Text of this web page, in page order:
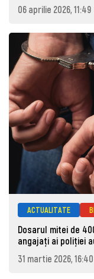
06 aprilie 2026, 11:49
ACTUALITATE
Dosarul mitei de
angajați ai poliției
31 martie 2026, 16:40